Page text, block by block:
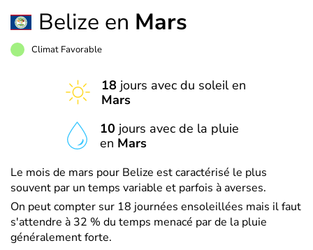
Belize en Mars
Climat Favorable
18 jours avec du soleil en
Mars
10 jours avec de la pluie
en Mars
Le mois de mars pour Belize est caractérisé le plus
souvent par un temps variable et parfois à averses.
On peut compter sur 18 journées ensoleillées mais il faut
s'attendre à 32 % du temps menacé par de la pluie
généralement forte.